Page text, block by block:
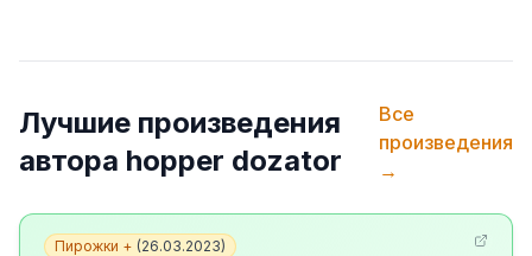
Лучшие произведения
автора hopper dozator
Все
произведения
→
Пирожки + (26.03.2023)